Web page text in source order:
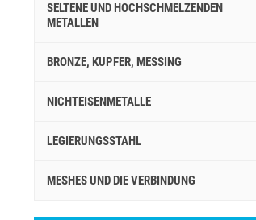
SELTENE UND HOCHSCHMELZENDEN
METALLEN
BRONZE, KUPFER, MESSING
NICHTEISENMETALLE
LEGIERUNGSSTAHL
MESHES UND DIE VERBINDUNG